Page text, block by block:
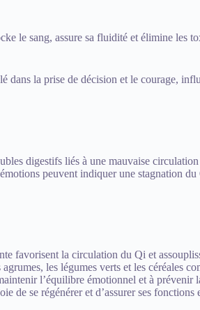
le sang, assure sa fluidité et élimine les
la prise de décision et le courage,
digestifs liés à une mauvaise
peuvent indiquer une stagnation
favorisent la circulation du Qi et
les légumes verts et les céréales
l’équilibre émotionnel et à prévenir
de se régénérer et d’assurer ses fonctions